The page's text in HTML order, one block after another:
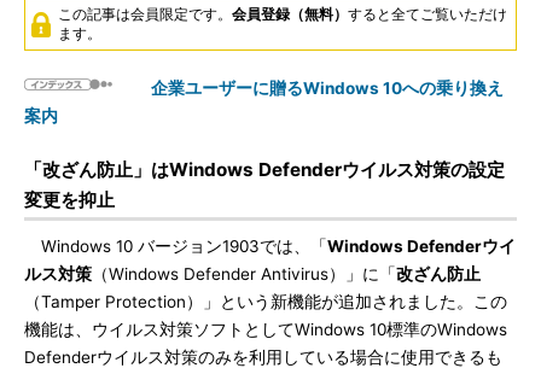
この記事は会員限定です。 会員登録（無料） すると全てご覧いただけ
ます。
企業ユーザーに贈るWindows 10への乗り換え
案内
「改ざん防止」はWindows Defenderウイルス対策の設定
変更を抑止
Windows 10 バージョン1903では、「Windows Defenderウイ
ルス対策 （Windows Defender Antivirus）」に「改ざん防止
（Tamper Protection）」という新機能が追加されました。この
機能は、ウイルス対策ソフトとしてWindows 10標準のWindows
Defenderウイルス対策のみを利用している場合に使用できるも